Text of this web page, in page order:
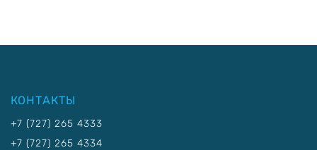
КОНТАКТЫ
+7 (727) 265 4333
+7 (727) 265 4334